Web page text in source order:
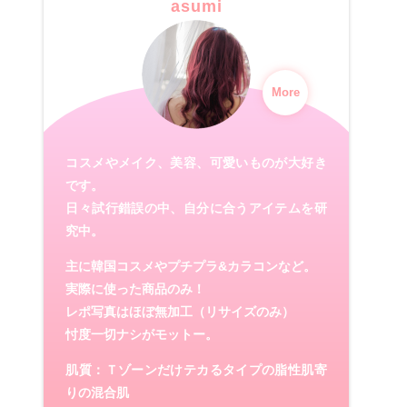
asumi
More
コスメやメイク、美容、可愛いものが大好き
です。
日々試行錯誤の中、自分に合うアイテムを研
究中。
主に韓国コスメやプチプラ&カラコンなど。
実際に使った商品のみ！
レポ写真はほぼ無加工（リサイズのみ）
忖度一切ナシがモットー。
肌質：Ｔゾーンだけテカるタイプの脂性肌寄
りの混合肌